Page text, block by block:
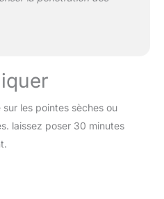
les pointes sèches ou
laissez poser 30 minutes